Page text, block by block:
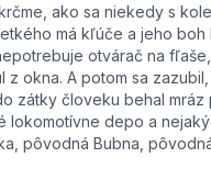
ako sa niekedy s
má kľúče a jeho boh
otvárač na
okna. A potom sa
zátky človeku behal mráz
lokomotívne depo a
pôvodná Bubna,